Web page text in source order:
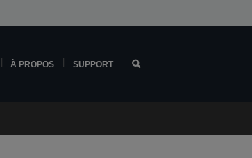
À PROPOS SUPPORT